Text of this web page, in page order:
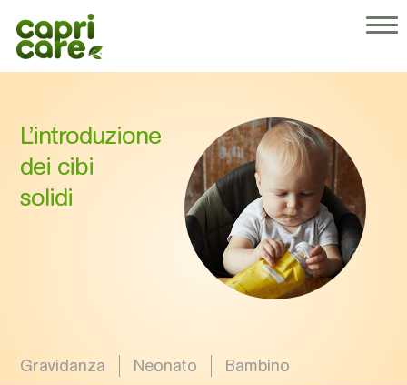
Perché Capricare
I nostri prodotti
Operatori sanitari
L’introduzione
dei cibi
solidi
Gravidanza Neonato Bambino